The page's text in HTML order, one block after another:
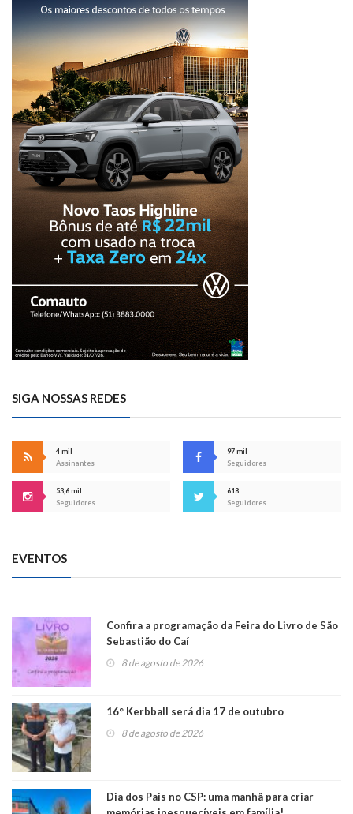
SIGA NOSSAS REDES
4 mil
Assinantes
97 mil
Seguidores
53,6 mil
Seguidores
618
Seguidores
EVENTOS
Confira a programação da Feira do Livro de São
Sebastião do Caí
8 de agosto de 2026
16° Kerbball será dia 17 de outubro
8 de agosto de 2026
Dia dos Pais no CSP: uma manhã para criar